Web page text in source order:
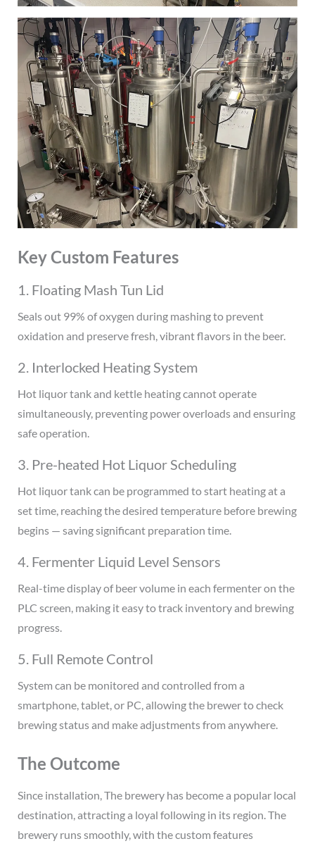
Key Custom Features
1. Floating Mash Tun Lid
Seals out 99% of oxygen during mashing to prevent
oxidation and preserve fresh, vibrant flavors in the beer.
2. Interlocked Heating System
Hot liquor tank and kettle heating cannot operate
simultaneously, preventing power overloads and ensuring
safe operation.
3. Pre-heated Hot Liquor Scheduling
Hot liquor tank can be programmed to start heating at a
set time, reaching the desired temperature before brewing
begins — saving significant preparation time.
4. Fermenter Liquid Level Sensors
Real-time display of beer volume in each fermenter on the
PLC screen, making it easy to track inventory and brewing
progress.
5. Full Remote Control
System can be monitored and controlled from a
smartphone, tablet, or PC, allowing the brewer to check
brewing status and make adjustments from anywhere.
The Outcome
Since installation, The brewery has become a popular local
destination, attracting a loyal following in its region. The
brewery runs smoothly, with the custom features